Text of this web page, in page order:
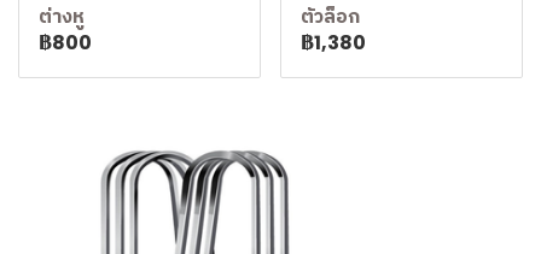
ต่างหู
฿800
ตัวล็อก
฿1,380